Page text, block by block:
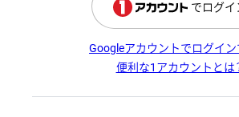
でログイ
Googleアカウントでログイン
便利な1アカウントとは